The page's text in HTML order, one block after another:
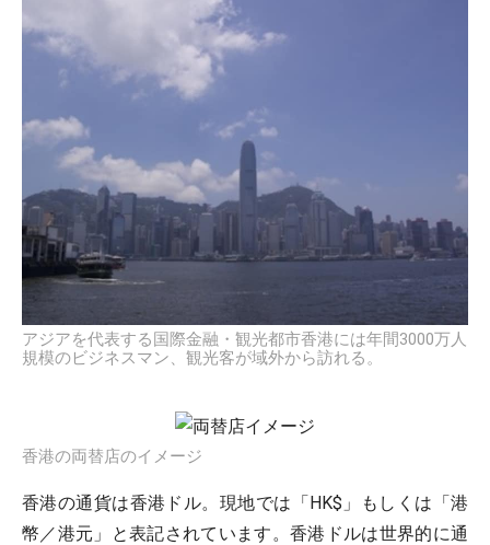
アジアを代表する国際金融・観光都市香港には年間3000万人
規模のビジネスマン、観光客が域外から訪れる。
香港の両替店のイメージ
香港の通貨は香港ドル。現地では「HK$」もしくは「港
幣／港元」と表記されています。香港ドルは世界的に通